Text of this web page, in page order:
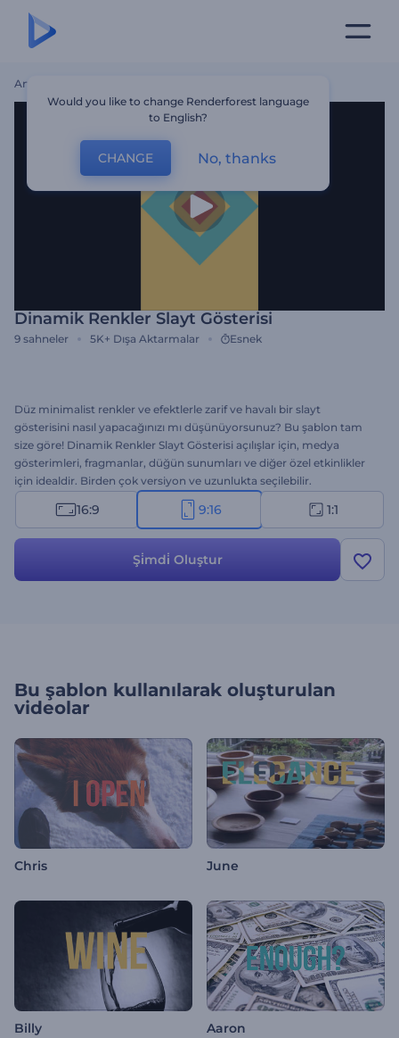
Ana Sayfa
Dinamik Renkler Slayt Gösterisi
9 sahneler 5K+ Dışa Aktarmalar Esnek
Düz minimalist renkler ve efektlerle zarif ve havalı bir slayt
gösterisini nasıl yapacağınızı mı düşünüyorsunuz? Bu şablon tam
size göre! Dinamik Renkler Slayt Gösterisi açılışlar için, medya
gösterimleri, fragmanlar, düğün sunumları ve diğer özel etkinlikler
için idealdir. Birden çok versiyon ve uzunlukta seçilebilir.
16:9 9:16 1:1
Şi̇mdi̇ Oluştur
Bu şablon kullanılarak oluşturulan
videolar
Chris June
Billy Aaron
Would you like to change Renderforest language
to English?
CHANGE No, thanks